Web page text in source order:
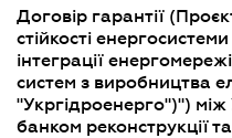
Договір гарантії
стійкості
інтеграції
систем з виробництва
"Укргідроенерго")")
банком реконструкції